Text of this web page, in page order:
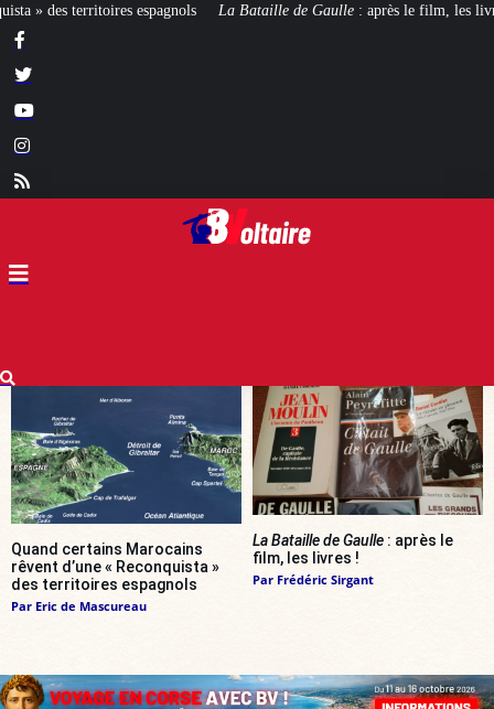
Bataille de Gaulle: après le film, les livres ! [CINÉMA]De la Comédie-
Quand certains Marocains
rêvent d’une « Reconquista »
des territoires espagnols
Par Eric de Mascureau
La Bataille de Gaulle : après le
film, les livres !
Par Frédéric Sirgant